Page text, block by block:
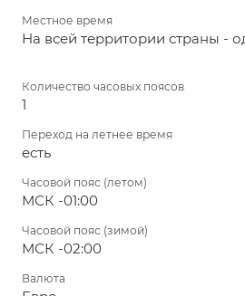
Местное время
На всей территории страны -
Количество часовых поясов
1
Переход на летнее время
есть
Часовой пояс (летом)
МСК -01:00
Часовой пояс (зимой)
МСК -02:00
Валюта